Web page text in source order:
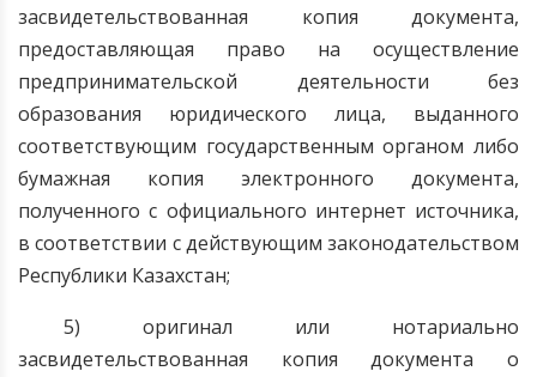
засвидетельствованная копия документа,
предоставляющая право на осуществление
предпринимательской деятельности без
образования юридического лица, выданного
соответствующим государственным органом либо
бумажная копия электронного документа,
полученного с официального интернет источника,
в соответствии с действующим законодательством
Республики Казахстан;
5) оригинал или нотариально
засвидетельствованная копия документа о